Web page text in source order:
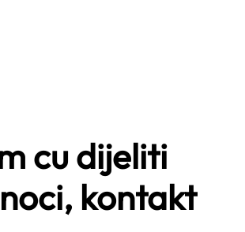
cu dijeliti
kontakt